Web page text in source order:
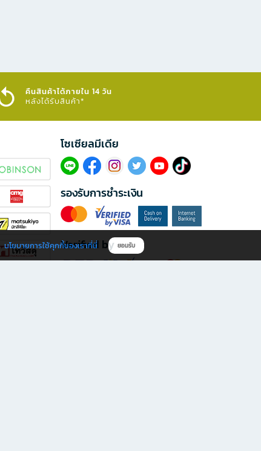
คืนสินค้าได้ภายใน 14 วัน
หลังได้รับสินค้า*
โซเซียลมีเดีย​
รองรับการชำระเงิน
Verified by
นโยบายการใช้คุกกี้ของเราที่นี่ ยอมรับ